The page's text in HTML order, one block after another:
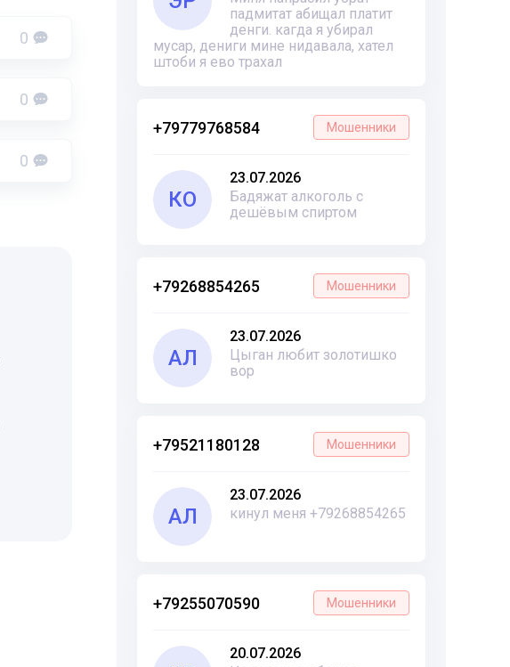
падмитат абищал платит
денги. кагда я убирал
мусар, дениги мине нидавала, хател
штоби я ево трахал
+79779768584 Мошенники
КО
23.07.2026
Бадяжат алкоголь с
дешёвым спиртом
+79268854265 Мошенники
АЛ
23.07.2026
Цыган любит золотишко
вор
+79521180128 Мошенники
АЛ
23.07.2026
кинул меня +79268854265
+79255070590 Мошенники
20.07.2026
0
0
0